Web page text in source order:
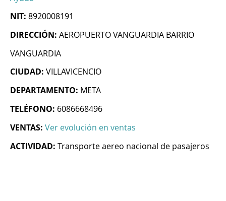
NIT: 8920008191
DIRECCIÓN: AEROPUERTO VANGUARDIA BARRIO
VANGUARDIA
CIUDAD: VILLAVICENCIO
DEPARTAMENTO: META
TELÉFONO: 6086668496
VENTAS: Ver evolución en ventas
ACTIVIDAD: Transporte aereo nacional de pasajeros